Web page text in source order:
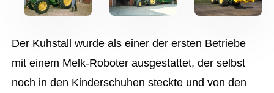
Der Kuhstall wurde als einer der ersten Betriebe
mit einem Melk-Roboter ausgestattet, der selbst
noch in den Kinderschuhen steckte und von den